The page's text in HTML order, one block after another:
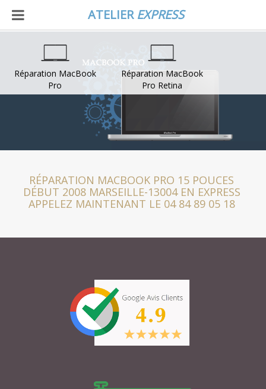
ATELIER EXPRESS
Réparation MacBook
Pro
Réparation MacBook
Pro Retina
RÉPARATION MACBOOK PRO 15 POUCES
DÉBUT 2008 MARSEILLE-13004 EN EXPRESS
APPELEZ MAINTENANT LE 04 84 89 05 18